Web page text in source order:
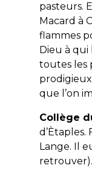
pasteurs.
Macard à
flammes
Dieu à
toutes les
que l’on
Collège
Lange. Il